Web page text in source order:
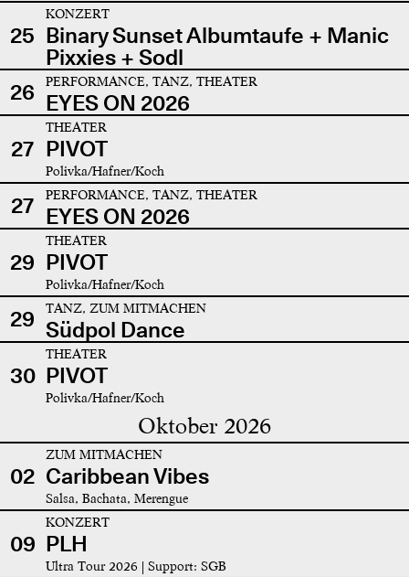
25
KONZERT
Binary Sunset Albumtaufe + Manic
Pixxies + Sodl
26
PERFORMANCE, TANZ, THEATER
EYES ON 2026
27
THEATER
PIVOT
Polivka/Hafner/Koch
27 PERFORMANCE, TANZ, THEATER
EYES ON 2026
29
THEATER
PIVOT
Polivka/Hafner/Koch
29 TANZ, ZUM MITMACHEN
Südpol Dance
30
THEATER
PIVOT
Polivka/Hafner/Koch
Oktober 2026
02
ZUM MITMACHEN
Caribbean Vibes
Salsa, Bachata, Merengue
09
KONZERT
PLH
Ultra Tour 2026 | Support: SGB